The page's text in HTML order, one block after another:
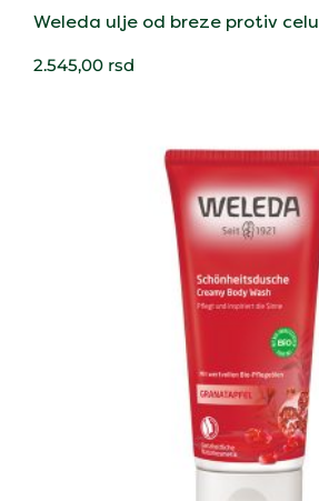
Weleda ulje od breze protiv
2.545,00 rsd